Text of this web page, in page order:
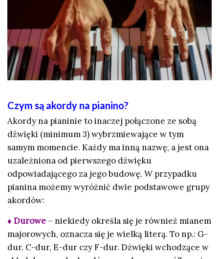
Czym są akordy na pianino?
Akordy na pianinie to inaczej połączone ze sobą
dźwięki (minimum 3) wybrzmiewające w tym
samym momencie. Każdy ma inną nazwę, a jest ona
uzależniona od pierwszego dźwięku
odpowiadającego za jego budowę. W przypadku
pianina możemy wyróżnić dwie podstawowe grupy
akordów:
♦ Durowe – niekiedy określa się je również mianem
majorowych, oznacza się je wielką literą. To np.: G-
dur, C-dur, E-dur czy F-dur. Dźwięki wchodzące w